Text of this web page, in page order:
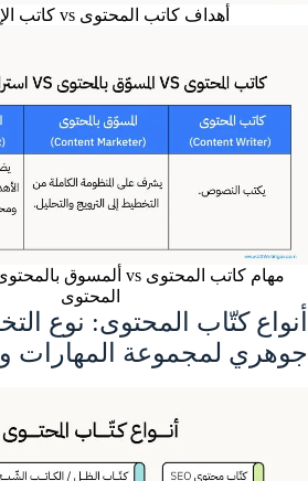
أهداف كاتب المحتوى vs كاتب الإعلانات
المحتوى
أنواع كتّاب المحتوى: نوع
جوهري لمجموعة المهارات